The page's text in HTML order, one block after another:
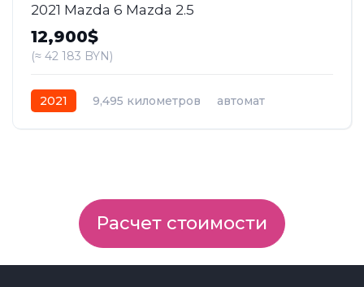
2021 Mazda 6 Mazda 2.5
12,900$
(≈ 42 183 BYN)
2021 9,495 километров
автомат
Расчет стоимости